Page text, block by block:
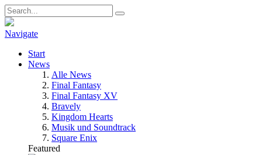
Navigate
Start
News
Alle News
Final Fantasy
Final Fantasy XV
Bravely
Kingdom Hearts
Musik und Soundtrack
Square Enix
Featured